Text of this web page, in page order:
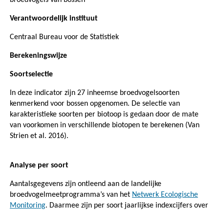
Verantwoordelijk instituut
Centraal Bureau voor de Statistiek
Berekeningswijze
Soortselectie
In deze indicator zijn 27 inheemse broedvogelsoorten
kenmerkend voor bossen opgenomen. De selectie van
karakteristieke soorten per biotoop is gedaan door de mate
van voorkomen in verschillende biotopen te berekenen (Van
Strien et al. 2016).
Analyse per soort
Aantalsgegevens zijn ontleend aan de landelijke
broedvogelmeetprogramma’s van het Netwerk Ecologische
Monitoring. Daarmee zijn per soort jaarlijkse indexcijfers over